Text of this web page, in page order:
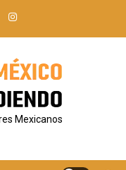
Mexicanos